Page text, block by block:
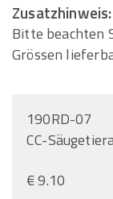
Zusatzhinweis:
Bitte beachten
Grössen
190RD-07
CC-
€ 9.10